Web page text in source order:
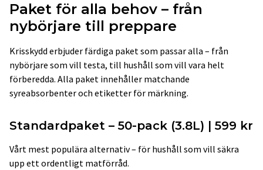
Paket för alla behov – från
nybörjare till preppare
Krisskydd erbjuder färdiga paket som passar alla – från
nybörjare som vill testa, till hushåll som vill vara helt
förberedda. Alla paket innehåller matchande
syreabsorbenter och etiketter för märkning.
Standardpaket – 50-pack (3.8L) | 599 kr
Vårt mest populära alternativ – för hushåll som vill säkra
upp ett ordentligt matförråd.